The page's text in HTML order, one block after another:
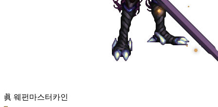
眞 웨펀마스터 카인